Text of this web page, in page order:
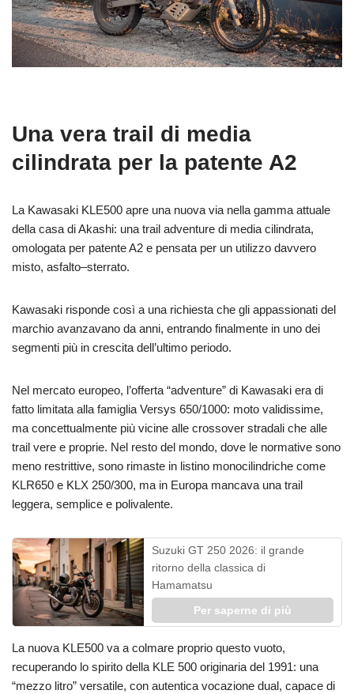
Una vera trail di media
cilindrata per la patente A2
La Kawasaki KLE500 apre una nuova via nella gamma attuale
della casa di Akashi: una trail adventure di media cilindrata,
omologata per patente A2 e pensata per un utilizzo davvero
misto, asfalto–sterrato.
Kawasaki risponde così a una richiesta che gli appassionati del
marchio avanzavano da anni, entrando finalmente in uno dei
segmenti più in crescita dell’ultimo periodo.
Nel mercato europeo, l’offerta “adventure” di Kawasaki era di
fatto limitata alla famiglia Versys 650/1000: moto validissime,
ma concettualmente più vicine alle crossover stradali che alle
trail vere e proprie. Nel resto del mondo, dove le normative sono
meno restrittive, sono rimaste in listino monocilindriche come
KLR650 e KLX 250/300, ma in Europa mancava una trail
leggera, semplice e polivalente.
Suzuki GT 250 2026: il grande
ritorno della classica di
Hamamatsu
Per saperne di più
La nuova KLE500 va a colmare proprio questo vuoto,
recuperando lo spirito della KLE 500 originaria del 1991: una
“mezzo litro” versatile, con autentica vocazione dual, capace di